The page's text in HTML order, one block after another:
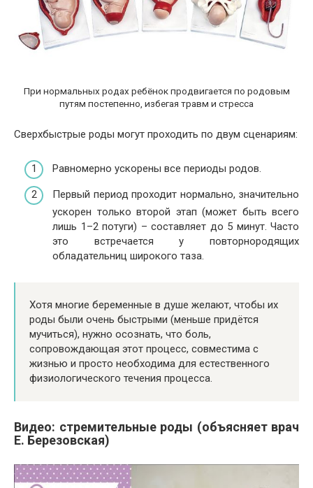
При нормальных родах ребёнок продвигается по родовым
путям постепенно, избегая травм и стресса
Сверхбыстрые роды могут проходить по двум сценариям:
Равномерно ускорены все периоды родов.
Первый период проходит нормально, значительно
ускорен только второй этап (может быть всего
лишь 1–2 потуги) – составляет до 5 минут. Часто
это встречается у повторнородящих
обладательниц широкого таза.
Хотя многие беременные в душе желают, чтобы их
роды были очень быстрыми (меньше придётся
мучиться), нужно осознать, что боль,
сопровождающая этот процесс, совместима с
жизнью и просто необходима для естественного
физиологического течения процесса.
Видео: стремительные роды (объясняет врач
Е. Березовская)